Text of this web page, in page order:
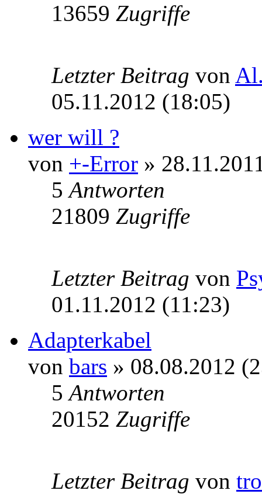
13659 Zugriffe
Letzter Beitrag von
05.11.2012 (18:05)
wer will ?
von +-Error »
5Antworten
21809 Zugriffe
Letzter Beitrag von
01.11.2012 (11:23)
Adapterkabel
von bars » 08.08.2012
5Antworten
20152 Zugriffe
Letzter Beitrag von